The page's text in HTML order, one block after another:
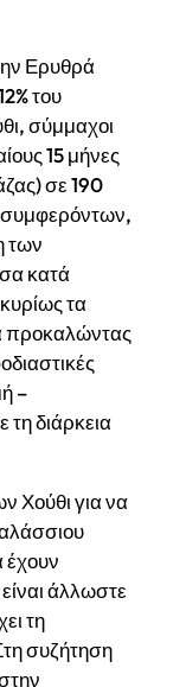
Ερυθρά
του
σύμμαχοι
15 μήνες
σε 190
συμφερόντων,
των
κατά
τα
προκαλώντας
–
διάρκεια
Χούθι για να
άλλωστε
τη
συζήτηση